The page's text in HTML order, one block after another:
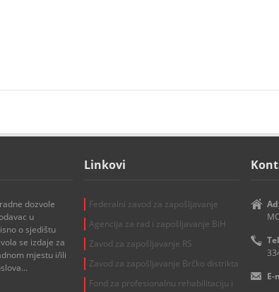
dozvole
u
o sjedištu
se izdaje za
mjestu i/ili
Linkovi
Federalni zavod za zapošljavanje
Agencija za rad i zapošljavanje BiH
Zavod za zapošljavanje RS
Zavod za zapošljavanje Brčko distrikta
Fond za profesionalnu rehabilitaciju i
E-